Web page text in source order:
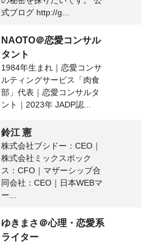
式ブログ http://g...
NAOTO＠恋愛コンサル
タント
1984年生まれ｜恋愛コンサ
ルティングサービス「肉食
部」代表｜恋愛コンサルタ
ント｜2023年 JADP認...
鈴江 憲
株式会社ブシドー：CEO｜
株式会社ミックスボック
ス：CFO｜マザーシップ合
同会社：CEO｜日本WEBマ
ー...
ゆきまさ＠心理・恋愛系
ライター